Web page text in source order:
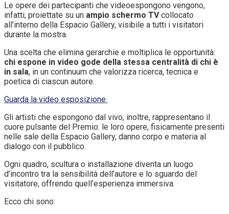
Le opere dei partecipanti che videoespongono vengono,
infatti, proiettate su un ampio schermo TVcollocato
all’interno della Espacio Gallery, visibile a tutti i visitatori
durante la mostra.
Una scelta che elimina gerarchie e moltiplica le opportunità:
chi espone in video gode della stessa centralità di chi è
in sala, in un continuum che valorizza ricerca, tecnica e
poetica di ciascun autore.
Guarda la video esposizione
Gli artisti che espongono dal vivo, inoltre, rappresentano il
cuore pulsante del Premio: le loro opere, fisicamente presenti
nelle sale della Espacio Gallery, danno corpo e materia al
dialogo con il pubblico.
Ogni quadro, scultura o installazione diventa un luogo
d’incontro tra la sensibilità dell’autore e lo sguardo del
visitatore, offrendo quell’esperienza immersiva.
Ecco chi sono: